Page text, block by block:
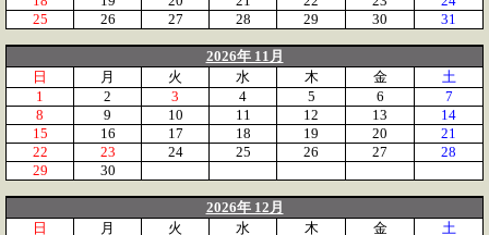
25
26 27 28 29 30 31
2026年 11月
日
月 火 水 木 金
土
1
2 3 4 5 6
7
8
9 10 11 12 13
14
15
16 17 18 19 20
21
22
23 24 25 26 27
28
29
30
2026年 12月
日
月 火 水 木 金
土